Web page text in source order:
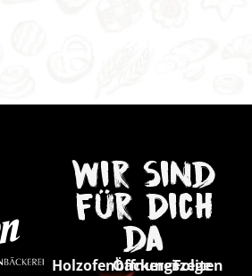
Wir sind
für Dich
da
Holzofenbäckerei
Öffnungszeiten
Folge